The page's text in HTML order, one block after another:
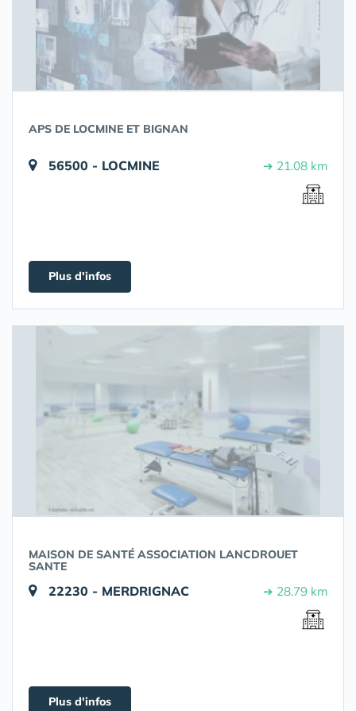
APS DE LOCMINE ET BIGNAN
56500 - LOCMINE ➔ 21.08 km
Plus d'infos
MAISON DE SANTÉ ASSOCIATION LANCDROUET
SANTE
22230 - MERDRIGNAC ➔ 28.79 km
Plus d'infos